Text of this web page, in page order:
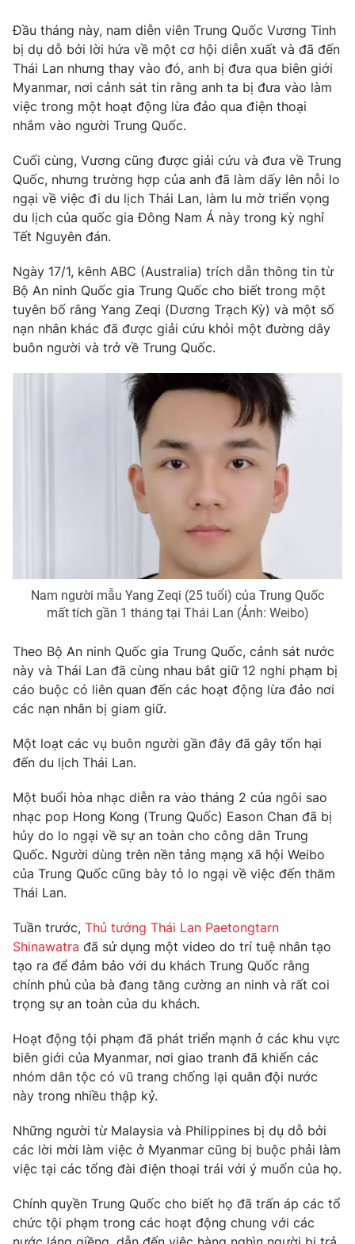
Thị trường 24h Tấm lòng Việt
VTV4 Vươn mình bằng AI
VTV9 VTV8
Liên hệ tòa soạn English
Theo dõi báo trên
Cơ quan chủ quản:Đài Truyền hình Việt Nam
Giấy phép hoạt động báo in và báo điện tử số 483/GP-BTTTT
Vũ Thanh Thủy
Nguyễn Thị Mỹ Hạnh, Phạm Quốc Thắng,
024.38 355 931 - 024.38 355 932
Ðiện thoại Thời báo VTV:024.66 897 897
thuận bằng văn bản. Ghi rõ nguồn VTV.vn khi phát hành lại
thông tin từ website này.
Đầu tháng này, nam diễn viên Trung Quốc Vương Tinh
bị dụ dỗ bởi lời hứa về một cơ hội diễn xuất và đã đến
Thái Lan nhưng thay vào đó, anh bị đưa qua biên giới
Myanmar, nơi cảnh sát tin rằng anh ta bị đưa vào làm
việc trong một hoạt động lừa đảo qua điện thoại
nhắm vào người Trung Quốc.
Cuối cùng, Vương cũng được giải cứu và đưa về Trung
Quốc, nhưng trường hợp của anh đã làm dấy lên nỗi lo
ngại về việc đi du lịch Thái Lan, làm lu mờ triển vọng
du lịch của quốc gia Đông Nam Á này trong kỳ nghỉ
Tết Nguyên đán.
Ngày 17/1, kênh ABC (Australia) trích dẫn thông tin từ
Bộ An ninh Quốc gia Trung Quốc cho biết trong một
tuyên bố rằng Yang Zeqi (Dương Trạch Kỳ) và một số
nạn nhân khác đã được giải cứu khỏi một đường dây
buôn người và trở về Trung Quốc.
Nam người mẫu Yang Zeqi (25 tuổi) của Trung Quốc
mất tích gần 1 tháng tại Thái Lan (Ảnh: Weibo)
Theo Bộ An ninh Quốc gia Trung Quốc, cảnh sát nước
này và Thái Lan đã cùng nhau bắt giữ 12 nghi phạm bị
cáo buộc có liên quan đến các hoạt động lừa đảo nơi
các nạn nhân bị giam giữ.
Một loạt các vụ buôn người gần đây đã gây tổn hại
đến du lịch Thái Lan.
Một buổi hòa nhạc diễn ra vào tháng 2 của ngôi sao
nhạc pop Hong Kong (Trung Quốc) Eason Chan đã bị
hủy do lo ngại về sự an toàn cho công dân Trung
Quốc. Người dùng trên nền tảng mạng xã hội Weibo
của Trung Quốc cũng bày tỏ lo ngại về việc đến thăm
Thái Lan.
Tuần trước, Thủ tướng Thái Lan Paetongtarn
Shinawatra đã sử dụng một video do trí tuệ nhân tạo
tạo ra để đảm bảo với du khách Trung Quốc rằng
chính phủ của bà đang tăng cường an ninh và rất coi
trọng sự an toàn của du khách.
Hoạt động tội phạm đã phát triển mạnh ở các khu vực
biên giới của Myanmar, nơi giao tranh đã khiến các
nhóm dân tộc có vũ trang chống lại quân đội nước
này trong nhiều thập kỷ.
Những người từ Malaysia và Philippines bị dụ dỗ bởi
các lời mời làm việc ở Myanmar cũng bị buộc phải làm
việc tại các tổng đài điện thoại trái với ý muốn của họ.
Chính quyền Trung Quốc cho biết họ đã trấn áp các tổ
chức tội phạm trong các hoạt động chung với các